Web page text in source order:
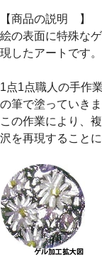
【商品の説明 】
絵の表面に特殊な
現したアートです。
1点1点職人の手作
の筆で塗っていきま
この作業により、
沢を再現すること